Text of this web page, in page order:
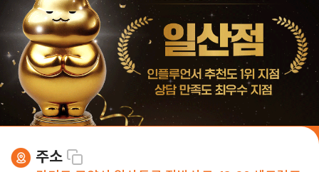
람스로 쏙- 빼세요 !
2024 365mc 인플루언서 추천도 1위 지점
2024 365mc 상담 만족도 최우수 지점
1:1 진료 통한 맞춤 다이어트,비만치료 설계
* 365mc 전국 네트워크 지점 내 순위
주소